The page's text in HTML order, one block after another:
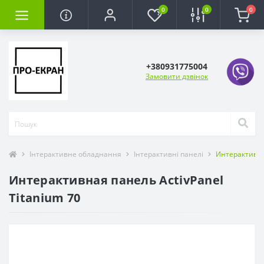
0 0 0
+380931775004
Замовити дзвінок
Інтерактивне обладнання Інтерактивні панелі
Интерактивная панель ActivPanel
Titanium 70